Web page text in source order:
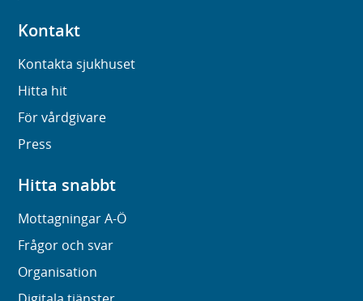
Kontakt
Kontakta sjukhuset
Hitta hit
För vårdgivare
Press
Hitta snabbt
Mottagningar A-Ö
Frågor och svar
Organisation